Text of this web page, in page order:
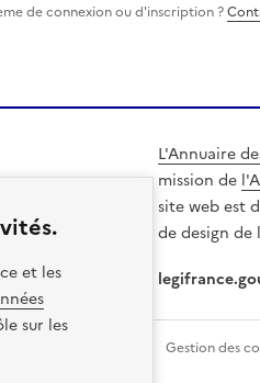
et les
sur les
de connexion ou d'inscription ?
L'Annuaire
mission de
site web est
de design de
Gestion des